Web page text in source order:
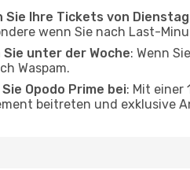
Sie Ihre Tickets von
wenn Sie nach Last-
Sie unter der Woche: Wenn
Waspam.
Opodo Prime bei: Mit einer
beitreten und exklusive